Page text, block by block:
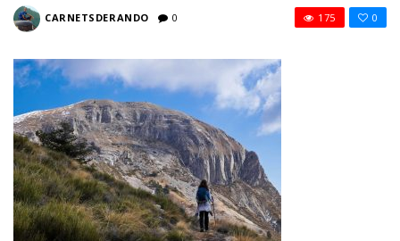
CARNETSDERANDO 0 0
175